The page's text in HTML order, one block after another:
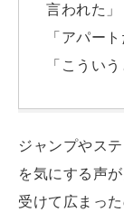
言われた」
「アパー
「こうい
ジャンプやス
を気にする声
受けて広まっ